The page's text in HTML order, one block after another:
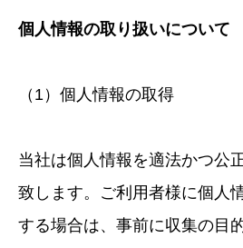
個人情報の取り扱いについて
（1）個人情報の取得
当社は個人情報を適法かつ公
致します。ご利用者様に個人
する場合は、事前に収集の目